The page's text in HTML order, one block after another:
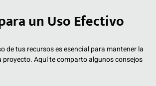
un Uso Efectivo
de tus recursos es esencial para mantener la
Aquí te comparto algunos consejos